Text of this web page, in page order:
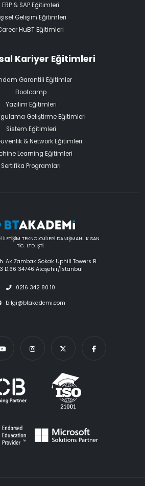
ERP & SAP Eğitimleri
Gelişim Eğitimleri
HuBT Eğitimleri
Kariyer Eğitimleri
Garantili Eğitimler
Bootcamp
Yazılım Eğitimleri
Geliştirme Eğitimleri
Sistem Eğitimleri
& Network Eğitimleri
Learning Eğitimleri
Sertifika Programları
İLETİŞİM TEKNOLOJİLERİ DANIŞMANLIK SAN.
TİC. LTD. ŞTİ.
Ak Zambak Sokak Uphill Towers B
D:66 34746 Ataşehir/İstanbul
0216 342 80 10
bilgi@btakademi.com